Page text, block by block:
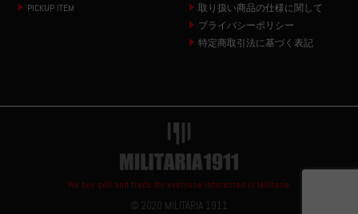
PICKUP ITEM
取り扱い商品の仕様に関して
プライバシーポリシー
特定商取引法に基づく表記
We buy sell and trade for everyone interested in Militaria.
© 2020 MILITARIA 1911